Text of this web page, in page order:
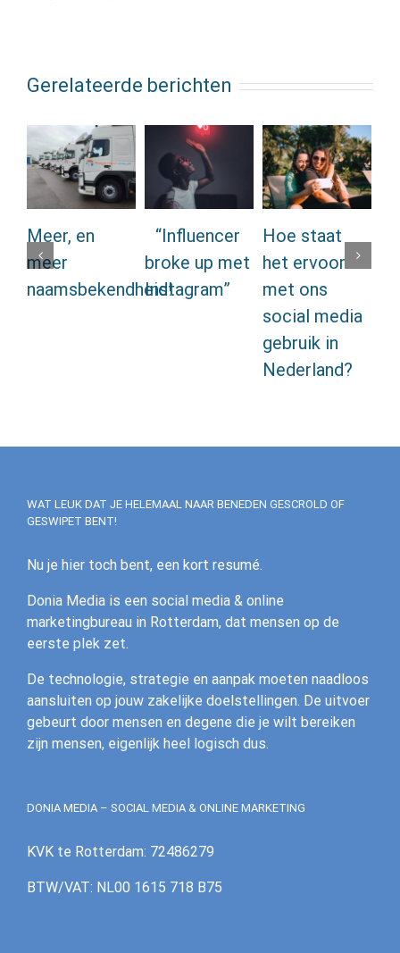
Gerelateerde berichten
Meer, en
meer
naamsbekendheid!
“Influencer
broke up met
Instagram”
Hoe staat
het ervoor
met ons
social media
gebruik in
Nederland?
WAT LEUK DAT JE HELEMAAL NAAR BENEDEN GESCROLD OF
GESWIPET BENT!
Nu je hier toch bent, een kort resumé.
Donia Media is een social media & online
marketingbureau in Rotterdam, dat mensen op de
eerste plek zet.
De technologie, strategie en aanpak moeten naadloos
aansluiten op jouw zakelijke doelstellingen. De uitvoer
gebeurt door mensen en degene die je wilt bereiken
zijn mensen, eigenlijk heel logisch dus.
DONIA MEDIA – SOCIAL MEDIA & ONLINE MARKETING
KVK te Rotterdam: 72486279
BTW/VAT: NL00 1615 718 B75